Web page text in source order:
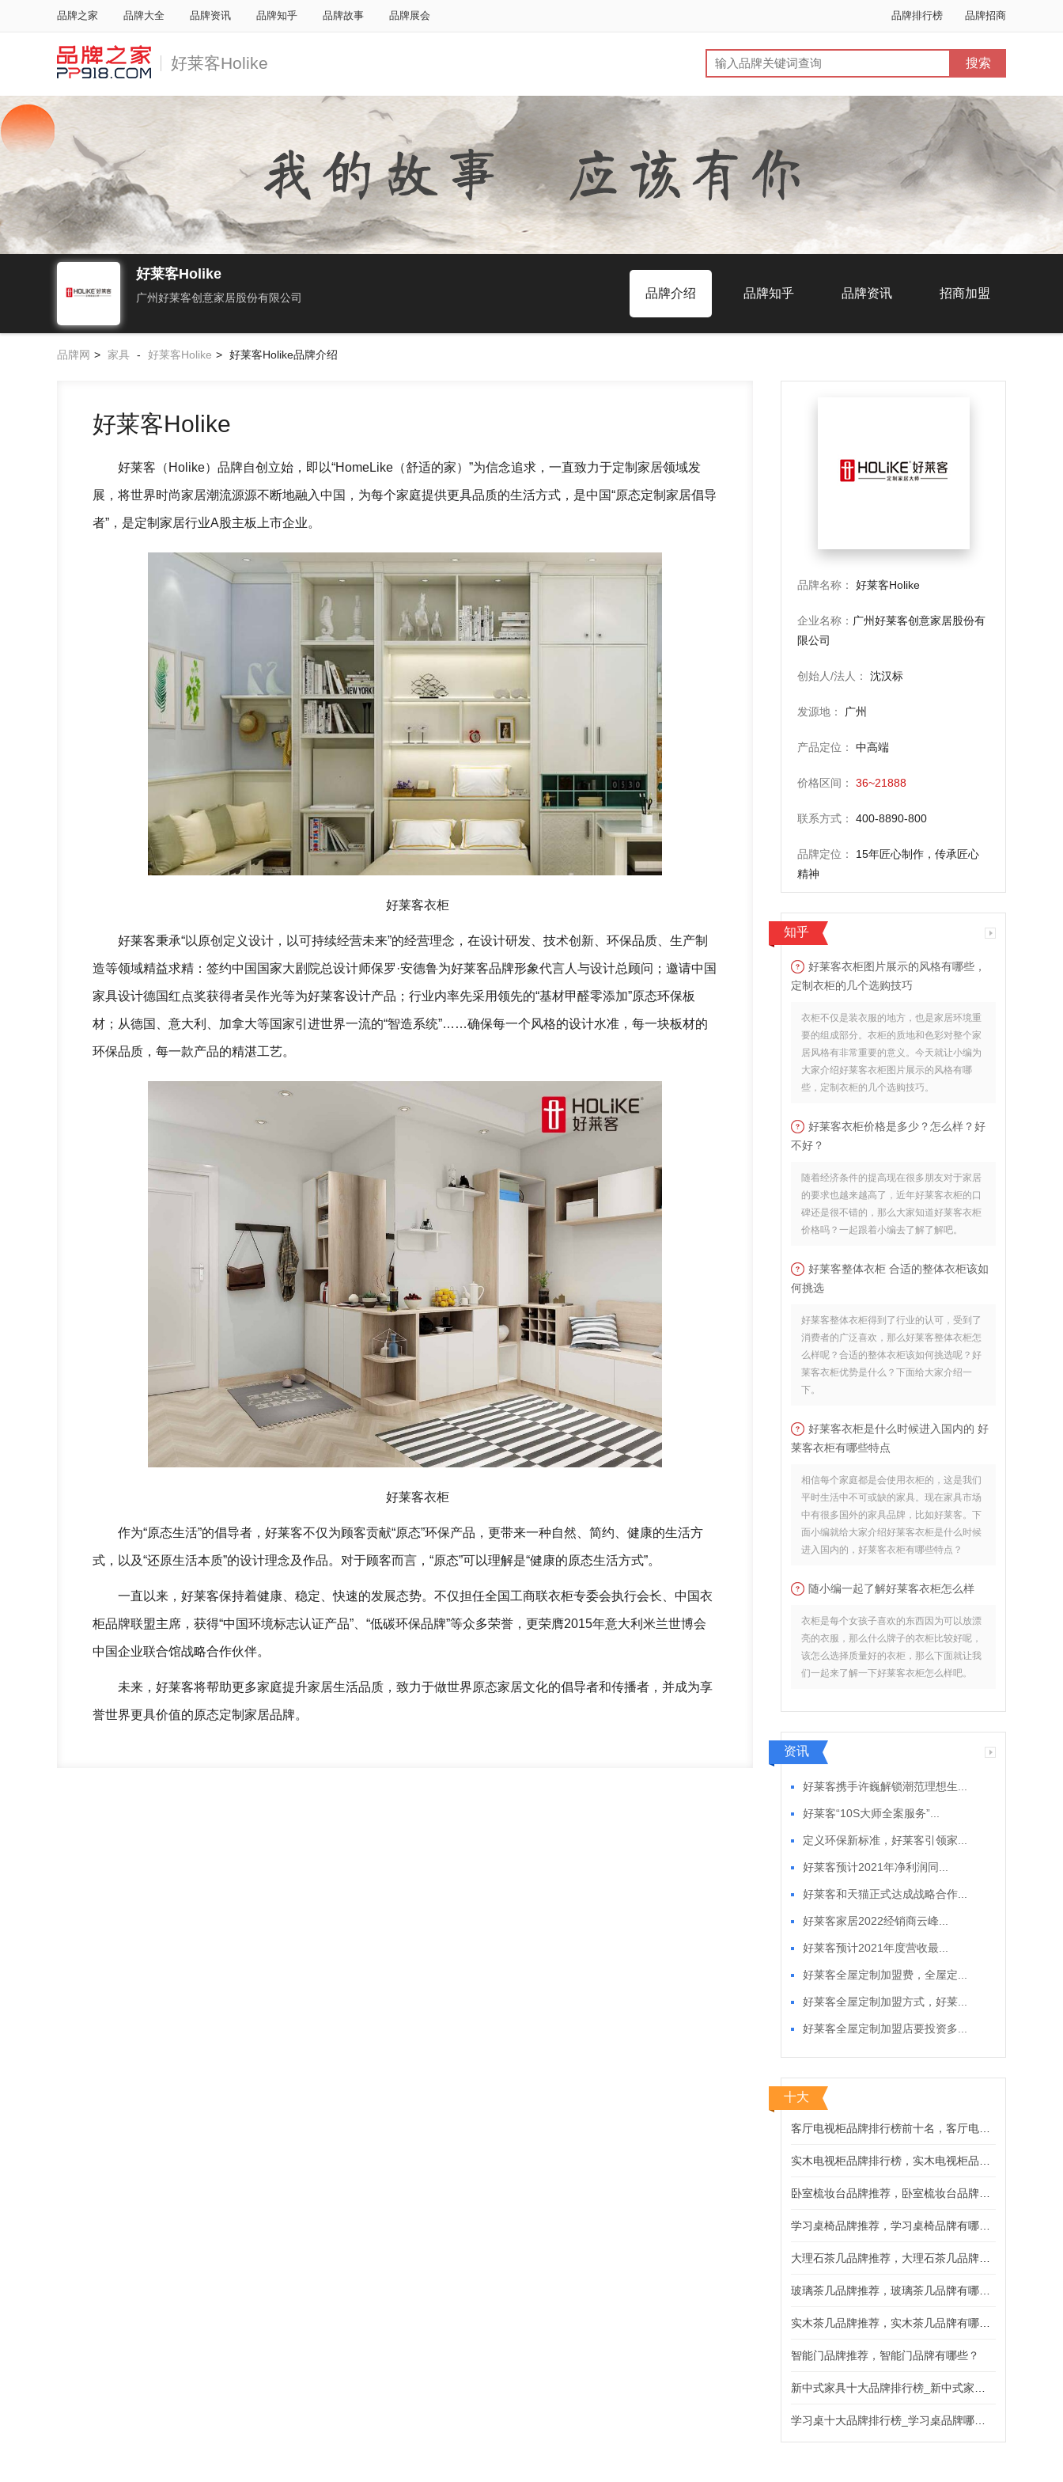
品牌之家 品牌大全 品牌资讯 品牌知乎 品牌故事 品牌展会 品牌排行榜 品牌招商
好莱客Holike
好莱客Holike
广州好莱客创意家居股份有限公司 品牌介绍 品牌知乎 品牌资讯 招商加盟
品牌网 > 家具 - 好莱客Holike > 好莱客Holike品牌介绍
好莱客Holike
好莱客（Holike）品牌自创立始，即以“HomeLike（舒适的家）”为信念追求，一直致力于定制家居领域发
展，将世界时尚家居潮流源源不断地融入中国，为每个家庭提供更具品质的生活方式，是中国“原态定制家居倡导
者”，是定制家居行业A股主板上市企业。
好莱客衣柜
好莱客秉承“以原创定义设计，以可持续经营未来”的经营理念，在设计研发、技术创新、环保品质、生产制
造等领域精益求精：签约中国国家大剧院总设计师保罗·安德鲁为好莱客品牌形象代言人与设计总顾问；邀请中国
家具设计德国红点奖获得者吴作光等为好莱客设计产品；行业内率先采用领先的“基材甲醛零添加”原态环保板
材；从德国、意大利、加拿大等国家引进世界一流的“智造系统”……确保每一个风格的设计水准，每一块板材的
环保品质，每一款产品的精湛工艺。
好莱客衣柜
作为“原态生活”的倡导者，好莱客不仅为顾客贡献“原态”环保产品，更带来一种自然、简约、健康的生活方
式，以及“还原生活本质”的设计理念及作品。对于顾客而言，“原态”可以理解是“健康的原态生活方式”。
一直以来，好莱客保持着健康、稳定、快速的发展态势。不仅担任全国工商联衣柜专委会执行会长、中国衣
柜品牌联盟主席，获得“中国环境标志认证产品”、“低碳环保品牌”等众多荣誉，更荣膺2015年意大利米兰世博会
中国企业联合馆战略合作伙伴。
未来，好莱客将帮助更多家庭提升家居生活品质，致力于做世界原态家居文化的倡导者和传播者，并成为享
誉世界更具价值的原态定制家居品牌。
品牌名称： 好莱客Holike
企业名称： 广州好莱客创意家居股份有
限公司
创始人/法人： 沈汉标
发源地： 广州
产品定位： 中高端
价格区间： 36~21888
联系方式： 400-8890-800
品牌定位：
15年匠心制作，传承匠心
精神
知乎
好莱客衣柜图片展示的风格有哪些，
定制衣柜的几个选购技巧
衣柜不仅是装衣服的地方，也是家居环境重
要的组成部分。衣柜的质地和色彩对整个家
居风格有非常重要的意义。今天就让小编为
大家介绍好莱客衣柜图片展示的风格有哪
些，定制衣柜的几个选购技巧。
好莱客衣柜价格是多少？怎么样？好
不好？
随着经济条件的提高现在很多朋友对于家居
的要求也越来越高了，近年好莱客衣柜的口
碑还是很不错的，那么大家知道好莱客衣柜
价格吗？一起跟着小编去了解了解吧。
好莱客整体衣柜 合适的整体衣柜该如
何挑选
好莱客整体衣柜得到了行业的认可，受到了
消费者的广泛喜欢，那么好莱客整体衣柜怎
么样呢？合适的整体衣柜该如何挑选呢？好
莱客衣柜优势是什么？下面给大家介绍一
下。
好莱客衣柜是什么时候进入国内的 好
莱客衣柜有哪些特点
相信每个家庭都是会使用衣柜的，这是我们
平时生活中不可或缺的家具。现在家具市场
中有很多国外的家具品牌，比如好莱客。下
面小编就给大家介绍好莱客衣柜是什么时候
进入国内的，好莱客衣柜有哪些特点？
随小编一起了解好莱客衣柜怎么样
衣柜是每个女孩子喜欢的东西因为可以放漂
亮的衣服，那么什么牌子的衣柜比较好呢，
该怎么选择质量好的衣柜，那么下面就让我
们一起来了解一下好莱客衣柜怎么样吧。
资讯
好莱客携手许巍解锁潮范理想生...
好莱客“10S大师全案服务”...
定义环保新标准，好莱客引领家...
好莱客预计2021年净利润同...
好莱客和天猫正式达成战略合作...
好莱客家居2022经销商云峰...
好莱客预计2021年度营收最...
好莱客全屋定制加盟费，全屋定...
好莱客全屋定制加盟方式，好莱...
好莱客全屋定制加盟店要投资多...
十大
智能门品牌推荐，智能门品牌有哪些？